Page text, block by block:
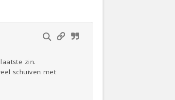
zin.
schuiven met